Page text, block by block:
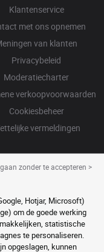
Klantenservice
met ons opnemen
van klanten
Privacybeleid
Moderatiecharter
verkoopvoorwaarden
Cookiesbeheer
vermeldingen
zonder te accepteren >
Hotjar, Microsoft)
om de goede werking
statistische
te personaliseren.
opgeslagen, kunnen